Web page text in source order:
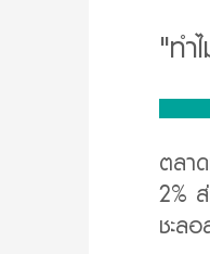
"ทำ
ตลา
2%
ชะล